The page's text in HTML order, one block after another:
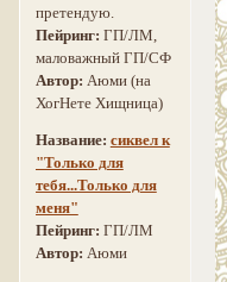
претендую.
Пейринг: ГП/ЛМ,
маловажный ГП/СФ
Автор: Аюми (на
ХогНете Хищница)
Название: сиквел к
"Только для
тебя...Только для
меня"
Пейринг: ГП/ЛМ
Автор: Аюми